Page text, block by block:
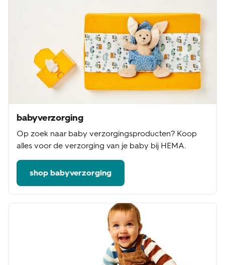
babyverzorging
Op zoek naar baby verzorgingsproducten? Koop
alles voor de verzorging van je baby bij HEMA.
shop babyverzorging